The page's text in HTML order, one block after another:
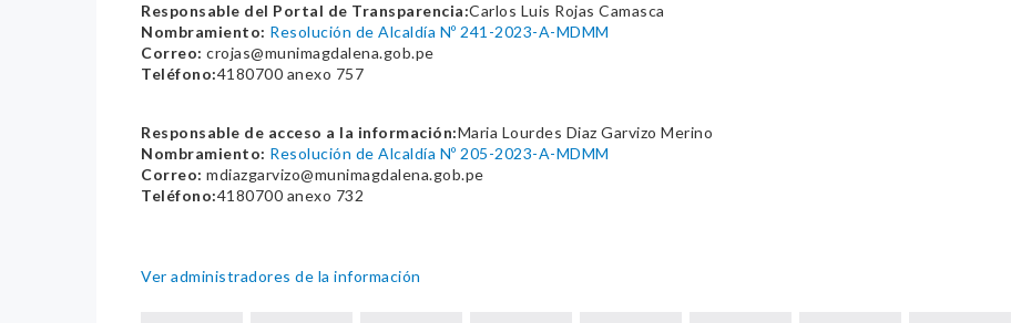
Responsable del Portal de Transparencia:Carlos Luis Rojas Camasca
Nombramiento: Resolución de Alcaldía Nº 241-2023-A-MDMM
Correo: crojas@munimagdalena.gob.pe
Teléfono:4180700 anexo 757
Responsable de acceso a la información:Maria Lourdes Diaz Garvizo Merino
Nombramiento: Resolución de Alcaldía Nº 205-2023-A-MDMM
Correo: mdiazgarvizo@munimagdalena.gob.pe
Teléfono:4180700 anexo 732
Ver administradores de la información